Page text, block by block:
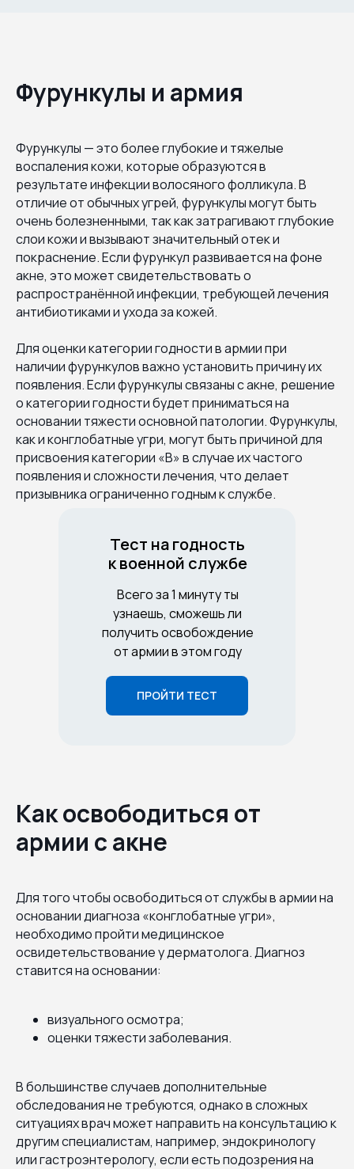
Фурункулы и армия
Фурункулы — это более глубокие и тяжелые
воспаления кожи, которые образуются в
результате инфекции волосяного фолликула. В
отличие от обычных угрей, фурункулы могут быть
очень болезненными, так как затрагивают глубокие
слои кожи и вызывают значительный отек и
покраснение. Если фурункул развивается на фоне
акне, это может свидетельствовать о
распространённой инфекции, требующей лечения
антибиотиками и ухода за кожей.
Для оценки категории годности в армии при
наличии фурункулов важно установить причину их
появления. Если фурункулы связаны с акне, решение
о категории годности будет приниматься на
основании тяжести основной патологии. Фурункулы,
как и конглобатные угри, могут быть причиной для
присвоения категории «В» в случае их частого
появления и сложности лечения, что делает
призывника ограниченно годным к службе.
ПРОЙТИ ТЕСТ
Тест на годность
к военной службе
Всего за 1 минуту ты
узнаешь, сможешь ли
получить освобождение
от армии в этом году
Как освободиться от
армии с акне
Для того чтобы освободиться от службы в армии на
основании диагноза «конглобатные угри»,
необходимо пройти медицинское
освидетельствование у дерматолога. Диагноз
ставится на основании:
визуального осмотра;
оценки тяжести заболевания.
В большинстве случаев дополнительные
обследования не требуются, однако в сложных
ситуациях врач может направить на консультацию к
другим специалистам, например, эндокринологу
или гастроэнтерологу, если есть подозрения на